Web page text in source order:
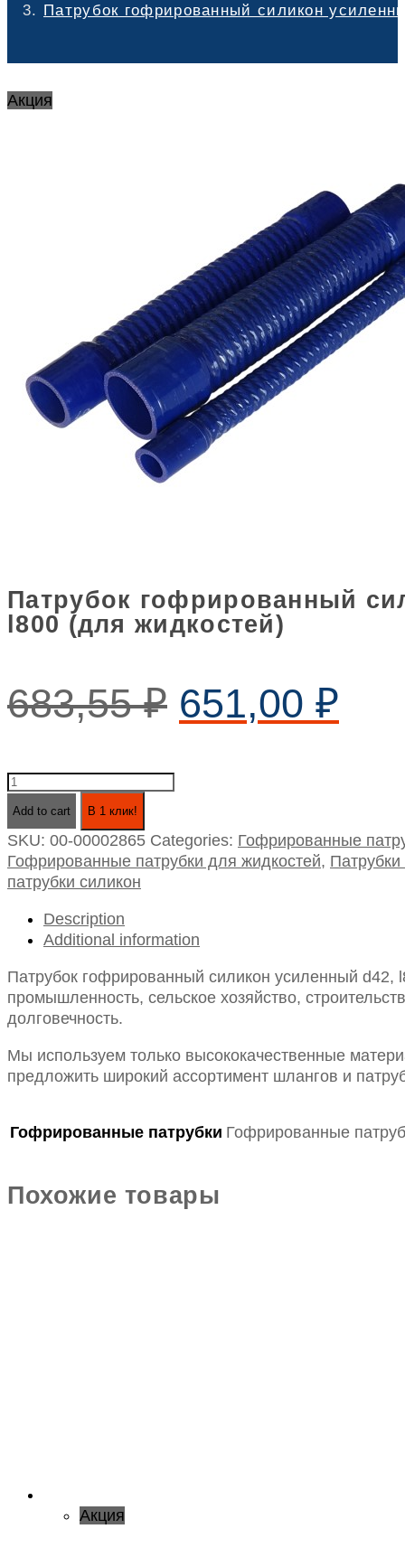
Патрубок гофрированный силикон
Акция
Патрубок гофрированный
l800 (для жидкостей)
683,55₽ 651,00 ₽
Патрубок
усиленный
d42,
l800
жидкостей)
quantity
Add to cart В 1 клик!
SKU: 00-00002865 Categories: Гофрированные
Гофрированные патрубки для жидкостей,
патрубки силикон
Description
Additional information
Патрубок гофрированный силикон усиленный d42,
промышленность, сельское хозяйство,
долговечность.
Мы используем только высококачественные
предложить широкий ассортимент шлангов и
Гофрированные патрубки Гофрированные
Похожие товары
Акция